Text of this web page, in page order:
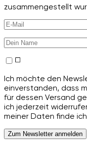
zusammengestellt
Ich möchte den
einverstanden, dass
für dessen Versand
ich jederzeit
meiner Daten finde
Zum Newsletter anmelden